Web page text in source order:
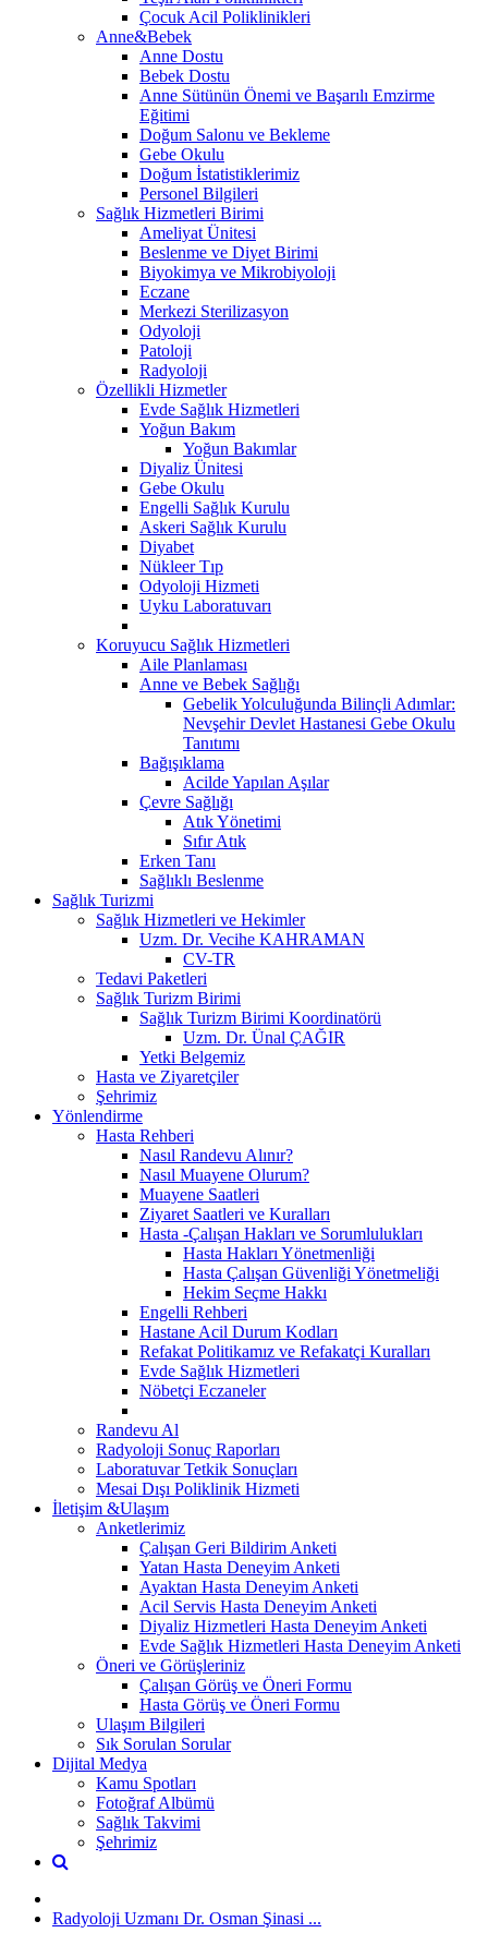
Çocuk Acil Poliklinikleri
Anne&Bebek
Anne Dostu
Bebek Dostu
Anne Sütünün Önemi ve Başarılı Emzirme
Eğitimi
Doğum Salonu ve Bekleme
Gebe Okulu
Doğum İstatistiklerimiz
Personel Bilgileri
Sağlık Hizmetleri Birimi
Ameliyat Ünitesi
Beslenme ve Diyet Birimi
Biyokimya ve Mikrobiyoloji
Eczane
Merkezi Sterilizasyon
Odyoloji
Patoloji
Radyoloji
Özellikli Hizmetler
Evde Sağlık Hizmetleri
Yoğun Bakım
Yoğun Bakımlar
Diyaliz Ünitesi
Gebe Okulu
Engelli Sağlık Kurulu
Askeri Sağlık Kurulu
Diyabet
Nükleer Tıp
Odyoloji Hizmeti
Uyku Laboratuvarı
Koruyucu Sağlık Hizmetleri
Aile Planlaması
Anne ve Bebek Sağlığı
Gebelik Yolculuğunda Bilinçli Adımlar:
Nevşehir Devlet Hastanesi Gebe Okulu
Tanıtımı
Bağışıklama
Acilde Yapılan Aşılar
Çevre Sağlığı
Atık Yönetimi
Sıfır Atık
Erken Tanı
Sağlıklı Beslenme
Sağlık Turizmi
Sağlık Hizmetleri ve Hekimler
Uzm. Dr. Vecihe KAHRAMAN
CV-TR
Tedavi Paketleri
Sağlık Turizm Birimi
Sağlık Turizm Birimi Koordinatörü
Uzm. Dr. Ünal ÇAĞIR
Yetki Belgemiz
Hasta ve Ziyaretçiler
Şehrimiz
Yönlendirme
Hasta Rehberi
Nasıl Randevu Alınır?
Nasıl Muayene Olurum?
Muayene Saatleri
Ziyaret Saatleri ve Kuralları
Hasta -Çalışan Hakları ve Sorumlulukları
Hasta Hakları Yönetmenliği
Hasta Çalışan Güvenliği Yönetmeliği
Hekim Seçme Hakkı
Engelli Rehberi
Hastane Acil Durum Kodları
Refakat Politikamız ve Refakatçi Kuralları
Evde Sağlık Hizmetleri
Nöbetçi Eczaneler
Randevu Al
Radyoloji Sonuç Raporları
Laboratuvar Tetkik Sonuçları
Mesai Dışı Poliklinik Hizmeti
İletişim &Ulaşım
Anketlerimiz
Çalışan Geri Bildirim Anketi
Yatan Hasta Deneyim Anketi
Ayaktan Hasta Deneyim Anketi
Acil Servis Hasta Deneyim Anketi
Diyaliz Hizmetleri Hasta Deneyim Anketi
Evde Sağlık Hizmetleri Hasta Deneyim Anketi
Öneri ve Görüşleriniz
Çalışan Görüş ve Öneri Formu
Hasta Görüş ve Öneri Formu
Ulaşım Bilgileri
Sık Sorulan Sorular
Dijital Medya
Kamu Spotları
Fotoğraf Albümü
Sağlık Takvimi
Şehrimiz
Radyoloji Uzmanı Dr. Osman Şinasi ...